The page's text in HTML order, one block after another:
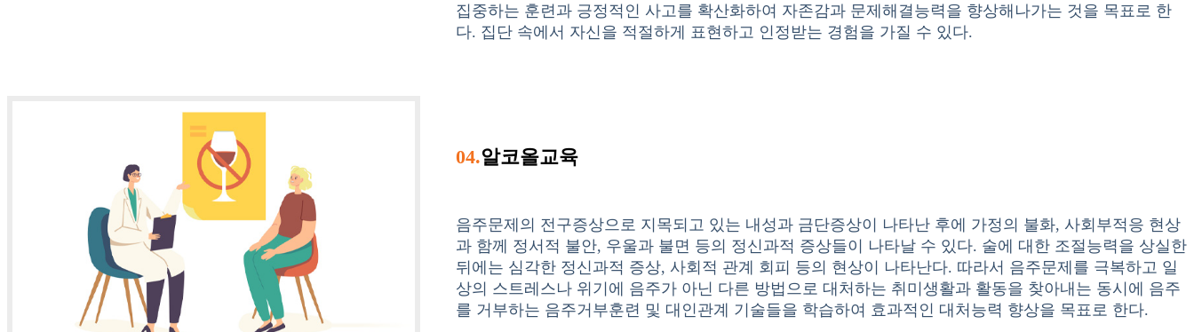
집중하는 훈련과 긍정적인 사고를 확산화하여 자존감과 문제해결능력을 향상해나가는 것을 목표로 한
다. 집단 속에서 자신을 적절하게 표현하고 인정받는 경험을 가질 수 있다.
04.알코올교육
음주문제의 전구증상으로 지목되고 있는 내성과 금단증상이 나타난 후에 가정의 불화, 사회부적응 현상
과 함께 정서적 불안, 우울과 불면 등의 정신과적 증상들이 나타날 수 있다. 술에 대한 조절능력을 상실한
뒤에는 심각한 정신과적 증상, 사회적 관계 회피 등의 현상이 나타난다. 따라서 음주문제를 극복하고 일
상의 스트레스나 위기에 음주가 아닌 다른 방법으로 대처하는 취미생활과 활동을 찾아내는 동시에 음주
를 거부하는 음주거부훈련 및 대인관계 기술들을 학습하여 효과적인 대처능력 향상을 목표로 한다.